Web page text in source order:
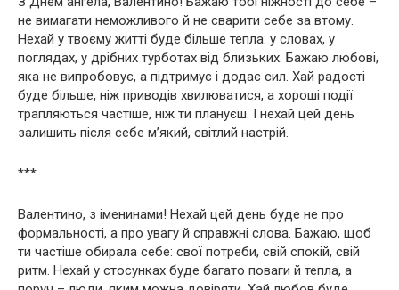
не вимагати неможливого й не сварити себе за втому.
Нехай у твоєму житті буде більше тепла: у словах, у
поглядах, у дрібних турботах від близьких. Бажаю любові,
яка не випробовує, а підтримує і додає сил. Хай радості
буде більше, ніж приводів хвилюватися, а хороші події
трапляються частіше, ніж ти плануєш. І нехай цей день
залишить після себе м’який, світлий настрій.
***
Валентино, з іменинами! Нехай цей день буде не про
формальності, а про увагу й справжні слова. Бажаю, щоб
ти частіше обирала себе: свої потреби, свій спокій, свій
ритм. Нехай у стосунках буде багато поваги й тепла, а